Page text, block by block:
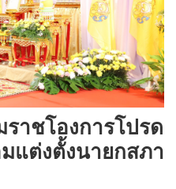
าชโองการโปรด
แต่งตั้งนายกสภา